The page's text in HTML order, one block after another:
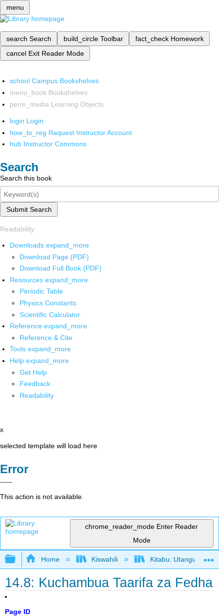
menu
search Search build_circle Toolbar fact_check Homework
cancel Exit Reader Mode
school Campus Bookshelves
menu_book Bookshelves
perm_media Learning Objects
login Login
how_to_reg Request Instructor Account
hub Instructor Commons
Search
Search this book
Submit Search
Readability
Downloads expand_more
Download Page (PDF)
Download Full Book (PDF)
Resources expand_more
Periodic Table
Physics Constants
Scientific Calculator
Reference expand_more
Reference & Cite
Tools expand_more
Help expand_more
Get Help
Feedback
Readability
x
selected template will load here
Error
This action is not available.
chrome_reader_mode Enter Reader
Mode
Expand/collapse global hierarchy
Home Kiswahili Kitabu: Utangulizi wa
14.8: Kuchambua Taarifa za Fedha
Page ID